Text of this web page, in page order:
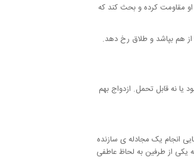
مقاومت کرده و بحث کند که
از هم بپاشد و طلاق رخ دهد.
یا نه قابل تحمل. ازدواج بهم
انجام یک مجادله ی سازنده
یکی از طرفین به لحاظ عاطفی